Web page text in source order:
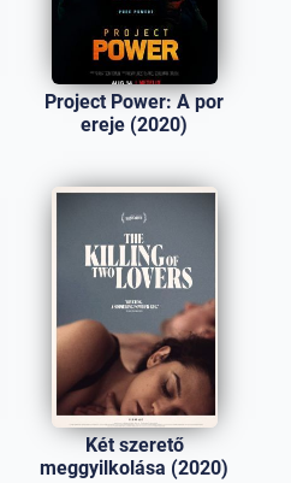
Project Power: A por
ereje (2020)
Két szerető
meggyilkolása (2020)